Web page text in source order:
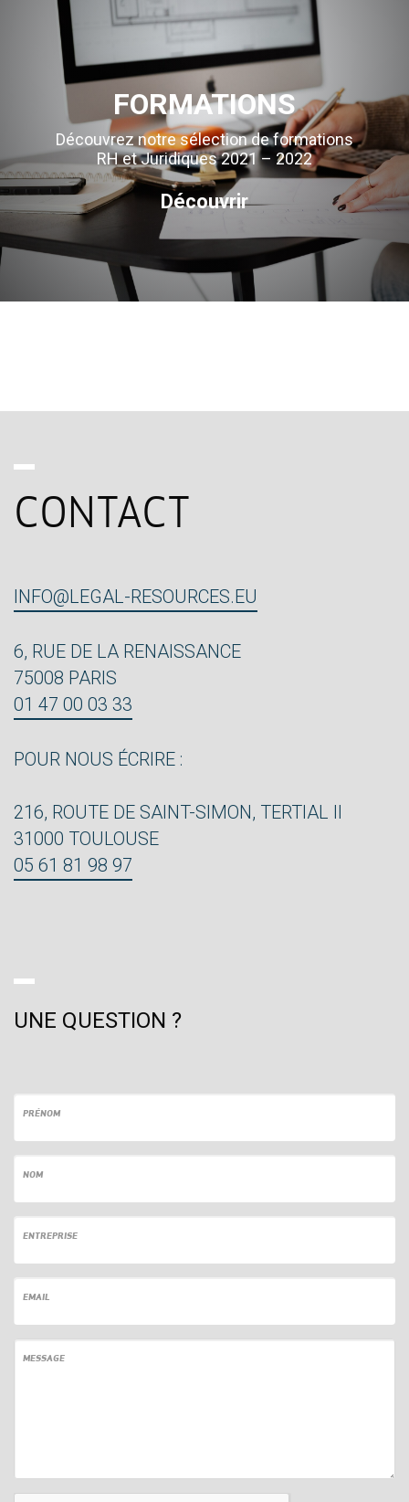
FORMATIONS
Découvrez notre sélection de formations
RH et Juridiques 2021 – 2022
Découvrir
CONTACT
INFO@LEGAL-RESOURCES.EU
6, RUE DE LA RENAISSANCE
75008 PARIS
01 47 00 03 33
POUR NOUS ÉCRIRE :
216, ROUTE DE SAINT-SIMON, TERTIAL II
31000 TOULOUSE
05 61 81 98 97
UNE QUESTION ?
PRÉNOM
NOM
ENTREPRISE
EMAIL
MESSAGE